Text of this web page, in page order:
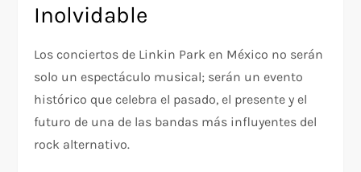
Inolvidable
Los conciertos de Linkin Park en México no serán
solo un espectáculo musical; serán un evento
histórico que celebra el pasado, el presente y el
futuro de una de las bandas más influyentes del
rock alternativo.